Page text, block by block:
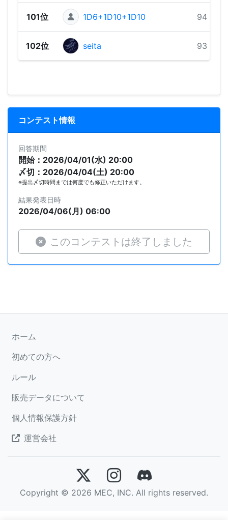
101位 1D6+1D10+1D10 94 pts
102位 seita 93 pts
コンテスト情報
回答期間
開始：2026/04/01(水) 20:00
〆切：2026/04/04(土) 20:00
※提出〆切時間までは何度でも修正いただけます。
結果発表日時
2026/04/06(月) 06:00
このコンテストは終了しました
ホーム
初めての方へ
ルール
販売データについて
個人情報保護方針
運営会社
Copyright © 2026 MEC, INC. All rights reserved.